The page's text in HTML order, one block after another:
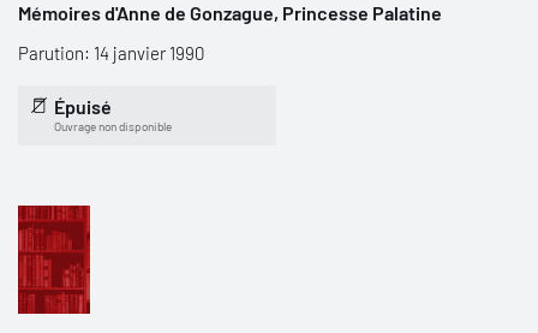
Mémoires d'Anne de Gonzague, Princesse Palatine
Parution: 14 janvier 1990
Épuisé
Ouvrage non disponible